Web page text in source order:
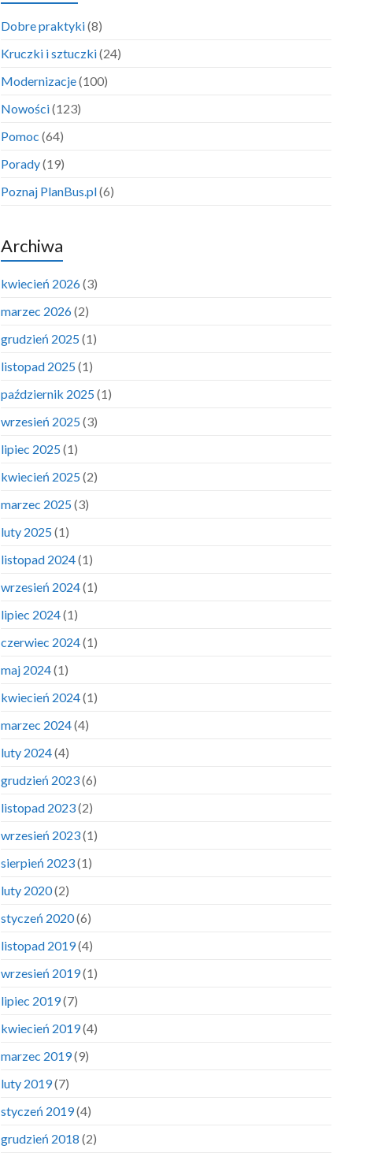
Dobre praktyki(8)
Kruczki i sztuczki(24)
Modernizacje(100)
Nowości(123)
Pomoc (64)
Porady(19)
Poznaj PlanBus.pl(6)
Archiwa
kwiecień 2026(3)
marzec 2026(2)
grudzień 2025(1)
listopad 2025(1)
październik 2025(1)
wrzesień 2025(3)
lipiec 2025(1)
kwiecień 2025(2)
marzec 2025(3)
luty 2025(1)
listopad 2024(1)
wrzesień 2024(1)
lipiec 2024(1)
czerwiec 2024(1)
maj 2024(1)
kwiecień 2024(1)
marzec 2024(4)
luty 2024(4)
grudzień 2023(6)
listopad 2023(2)
wrzesień 2023(1)
sierpień 2023(1)
luty 2020(2)
styczeń 2020(6)
listopad 2019(4)
wrzesień 2019(1)
lipiec 2019(7)
kwiecień 2019(4)
marzec 2019(9)
luty 2019(7)
styczeń 2019(4)
grudzień 2018 (2)